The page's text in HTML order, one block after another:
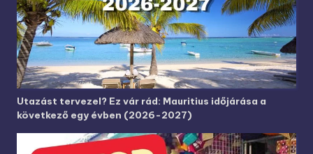
Utazást tervezel? Ez vár rád: Mauritius időjárása a
következő egy évben (2026-2027)